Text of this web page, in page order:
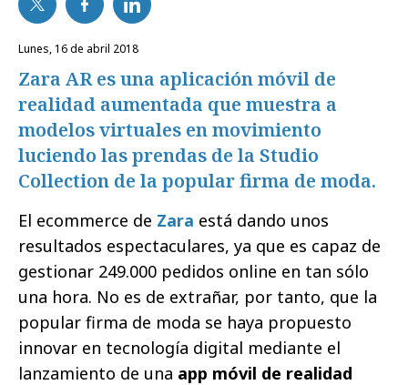
lunes, 16 de abril 2018
Zara AR es una aplicación móvil de
realidad aumentada que muestra a
modelos virtuales en movimiento
luciendo las prendas de la Studio
Collection de la popular firma de moda.
El ecommerce de Zara está dando unos
resultados espectaculares, ya que es capaz de
gestionar 249.000 pedidos online en tan sólo
una hora. No es de extrañar, por tanto, que la
popular firma de moda se haya propuesto
innovar en tecnología digital mediante el
lanzamiento de una app móvil de realidad